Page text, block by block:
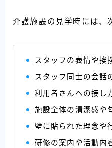
介護施設の見学時には、
スタッフの表情や挨
スタッフ同士の会話
利用者さんへの接し
施設全体の清潔感や
壁に貼られた理念や
研修の案内や活動内